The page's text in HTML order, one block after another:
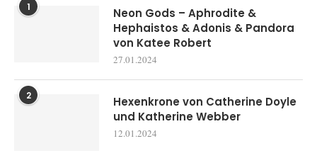
1
Neon Gods – Aphrodite &
Hephaistos & Adonis & Pandora
von Katee Robert
27.01.2024
2
Hexenkrone von Catherine Doyle
und Katherine Webber
12.01.2024